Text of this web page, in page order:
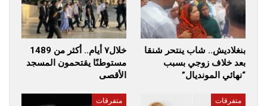
بنغلاديش.. شاب ينتحر شنقا
بعد خلاف زوجي بسبب
“نهائي المونديال”
خلال٧ أيام.. أكثر من 1489
مستوطنًا يقتحمون المسجد
الأقصى
متفرقات متفرقات